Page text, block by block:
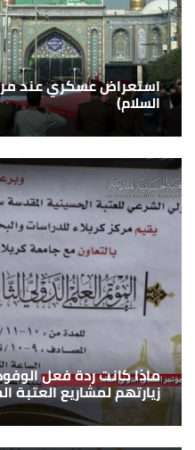
استعراض عسكري عند
السلام)
ماذا كانت ردة فعل
زيارتهم لمشاريع العتبة